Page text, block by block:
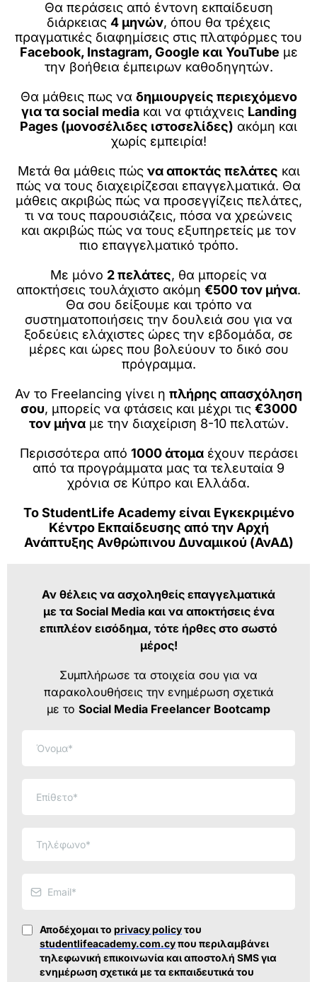
Θα περάσεις από έντονη εκπαίδευση
διάρκειας 4 μηνών, όπου θα τρέχεις
πραγματικές διαφημίσεις στις πλατφόρμες του
Facebook, Instagram, Google και YouTube με
την βοήθεια έμπειρων καθοδηγητών.
Θα μάθεις πως να δημιουργείς περιεχόμενο
για τα social mediaκαι να φτιάχνεις Landing
Pages (μονοσέλιδες ιστοσελίδες) ακόμη και
χωρίς εμπειρία!
Μετά θα μάθεις πώς να αποκτάς πελάτες και
πώς να τους διαχειρίζεσαι επαγγελματικά. Θα
μάθεις ακριβώς πώς να προσεγγίζεις πελάτες,
τι να τους παρουσιάζεις, πόσα να χρεώνεις
και ακριβώς πώς να τους εξυπηρετείς με τον
πιο επαγγελματικό τρόπο.
Με μόνο 2 πελάτες, θα μπορείς να
αποκτήσεις τουλάχιστο ακόμη €500 τον μήνα.
Θα σου δείξουμε και τρόπο να
συστηματοποιήσεις την δουλειά σου για να
ξοδεύεις ελάχιστες ώρες την εβδομάδα, σε
μέρες και ώρες που βολεύουν το δικό σου
πρόγραμμα.
Αν το Freelancing γίνει η πλήρης απασχόληση
σου, μπορείς να φτάσεις και μέχρι τις €3000
τον μήναμε την διαχείριση 8-10 πελατών.
Περισσότερα από 1000 άτομαέχουν περάσει
από τα προγράμματα μας τα τελευταία 9
χρόνια σε Κύπρο και Ελλάδα.
Το StudentLife Academy είναι Εγκεκριμένο
Κέντρο Εκπαίδευσης από την Αρχή
Ανάπτυξης Ανθρώπινου Δυναμικού (ΑνΑΔ)
Αν θέλεις να ασχοληθείς επαγγελματικά
με τα Social Media και να αποκτήσεις ένα
επιπλέον εισόδημα, τότε ήρθες στο σωστό
μέρος!
Συμπλήρωσε τα στοιχεία σου για να
παρακολουθήσεις την ενημέρωση σχετικά
με το Social Media Freelancer Bootcamp
Αποδέχομαι το privacy policyτου
studentlifeacademy.com.cyπου περιλαμβάνει
τηλεφωνική επικοινωνία και αποστολή SMS για
ενημέρωση σχετικά με τα εκπαιδευτικά του